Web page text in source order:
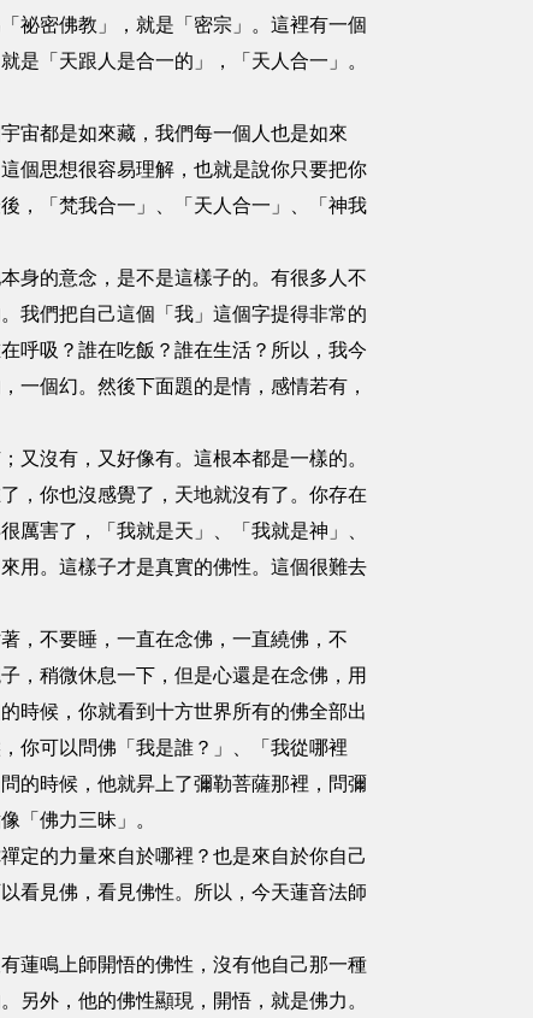
祕密佛教」，就是「密宗」。這裡有一個
是「天跟人是合一的」，「天人合一」。
宙都是如來藏，我們每一個人也是如來
個思想很容易理解，也就是說你只要把你
，「梵我合一」、「天人合一」、「神我
身的意念，是不是這樣子的。有很多人不
我們把自己這個「我」這個字提得非常的
呼吸？誰在吃飯？誰在生活？所以，我今
一個幻。然後下面題的是情，感情若有，
又沒有，又好像有。這根本都是一樣的。
，你也沒感覺了，天地就沒有了。你存在
厲害了，「我就是天」、「我就是神」、
用。這樣子才是真實的佛性。這個很難去
，不要睡，一直在念佛，一直繞佛，不
，稍微休息一下，但是心還是在念佛，用
時候，你就看到十方世界所有的佛全部出
你可以問佛「我是誰？」、「我從哪裡
的時候，他就昇上了彌勒菩薩那裡，問彌
「佛力三昧」。
定的力量來自於哪裡？也是來自於你自己
看見佛，看見佛性。所以，今天蓮音法師
蓮鳴上師開悟的佛性，沒有他自己那一種
另外，他的佛性顯現，開悟，就是佛力。